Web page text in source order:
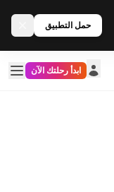
حمل التطبيق
ابدأ رحلتك الآن